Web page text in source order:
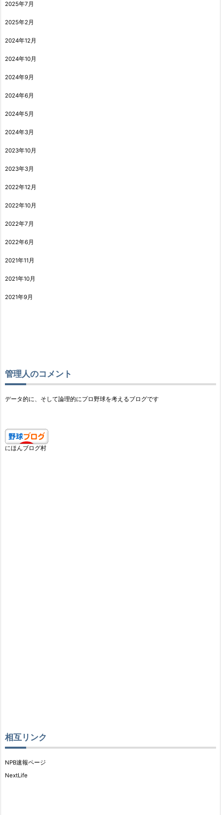
2025年7月
2025年2月
2024年12月
2024年10月
2024年9月
2024年6月
2024年5月
2024年3月
2023年10月
2023年3月
2022年12月
2022年10月
2022年7月
2022年6月
2021年11月
2021年10月
2021年9月
管理人のコメント
データ的に、そして論理的にプロ野球を考えるブログです
にほんブログ村
相互リンク
NPB速報ページ
NextLife